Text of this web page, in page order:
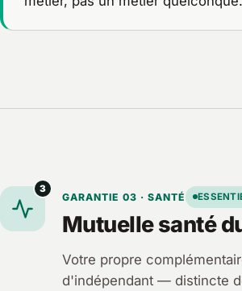
3
GARANTIE 03 · SANTÉ
Mutuelle santé
Votre propre
d'indépendant — distincte